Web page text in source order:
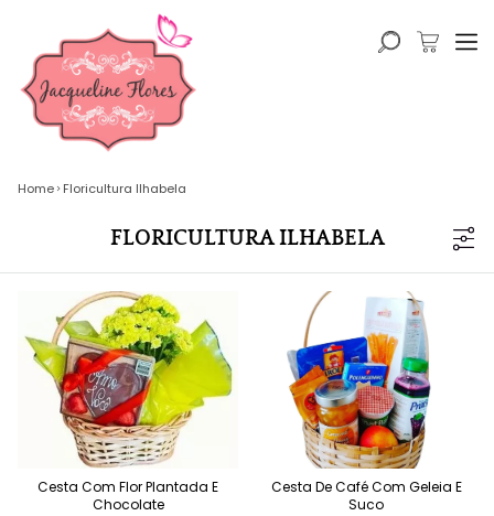
Home Floricultura Ilhabela
FLORICULTURA ILHABELA
Cesta Com Flor Plantada E
Chocolate
Cesta De Café Com Geleia E
Suco